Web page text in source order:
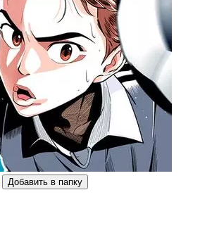
Добавить в папку